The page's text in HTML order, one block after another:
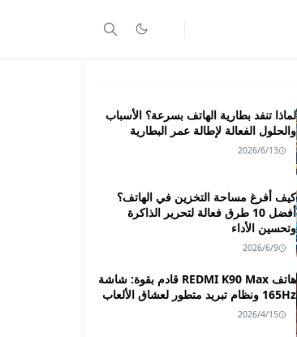
لماذا تنفد بطارية الهاتف بسرعة؟ الأسباب
والحلول الفعالة لإطالة عمر البطارية
2026/6/13
كيف أفرغ مساحة التخزين في الهاتف؟
أفضل 10 طرق فعالة لتحرير الذاكرة
وتحسين الأداء
2026/6/9
هاتف REDMI K90 Max قادم بقوة: شاشة
165Hz ونظام تبريد متطور لعشاق الألعاب
2026/4/15